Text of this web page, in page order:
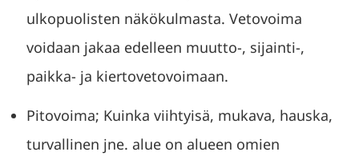
ulkopuolisten näkökulmasta. Vetovoima
voidaan jakaa edelleen muutto-, sijainti-,
paikka- ja kiertovetovoimaan.
Pitovoima; Kuinka viihtyisä, mukava, hauska,
turvallinen jne. alue on alueen omien